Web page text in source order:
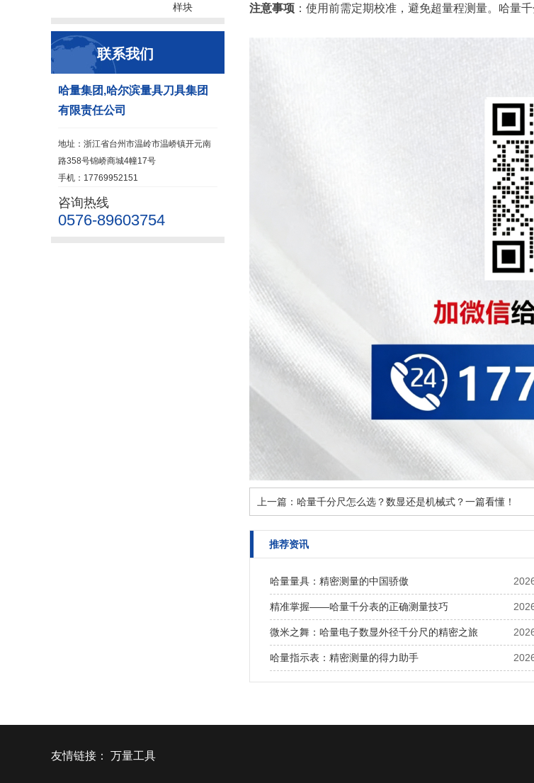
样块
联系我们
哈量集团,哈尔滨量具刀具集团
有限责任公司
地址：浙江省台州市温岭市温峤镇开元南
路358号锦峤商城4幢17号
手机：17769952151
咨询热线
0576-89603754
注意事项 ：使用前需定期校准，避免超量程测量。哈量
上一篇： 哈量千分尺怎么选？数显还是机械式？一篇看懂！
推荐资讯
哈量量具：精密测量的中国骄傲
精准掌握——哈量千分表的正确测量技巧
微米之舞：哈量电子数显外径千分尺的精密之旅
哈量指示表：精密测量的得力助手
友情链接： 万量工具